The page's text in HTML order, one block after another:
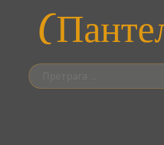
Претрага
за: